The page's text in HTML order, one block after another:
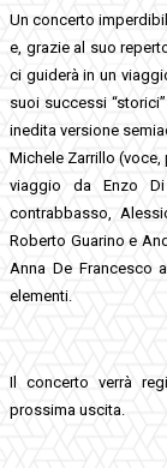
Un concerto
e, grazie al suo
ci guiderà in un
suoi successi
inedita versione
Michele Zarrillo
viaggio da Enzo
contrabbasso,
Roberto Guarino e
Anna De Francesco
elementi.
Il concerto verrà
prossima uscita.